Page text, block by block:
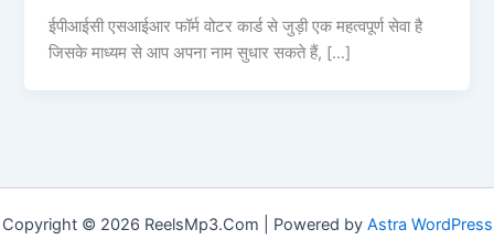
ईपीआईसी एसआईआर फॉर्म वोटर कार्ड से जुड़ी एक महत्वपूर्ण सेवा है
जिसके माध्यम से आप अपना नाम सुधार सकते हैं, […]
Copyright © 2026 ReelsMp3.Com | Powered by Astra WordPress